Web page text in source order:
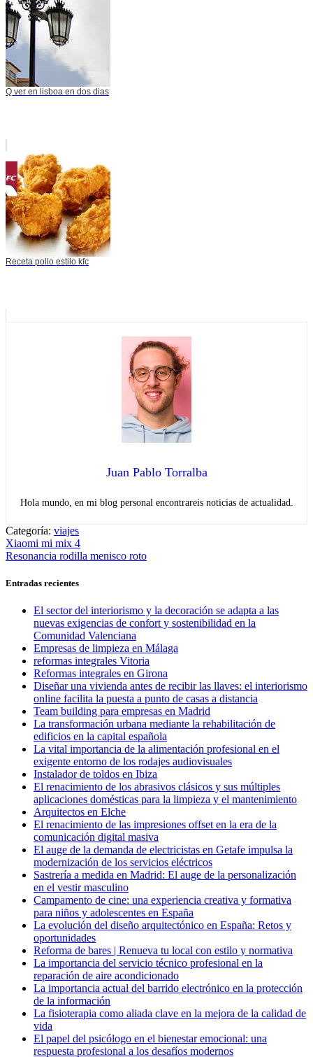
Q ver en lisboa en dos dias
Receta pollo estilo kfc
Juan Pablo Torralba
Hola mundo, en mi blog personal encontrareis noticias de actualidad.
Categoría: viajes
Navegación
de
entradas
Entrada
anterior:
Xiaomi mi mix 4
Entrada
Resonancia rodilla menisco roto
Entradas recientes
El sector del interiorismo y la decoración se adapta a las
nuevas exigencias de confort y sostenibilidad en la
Comunidad Valenciana
Empresas de limpieza en Málaga
reformas integrales Vitoria
Reformas integrales en Girona
Diseñar una vivienda antes de recibir las llaves: el interiorismo
online facilita la puesta a punto de casas a distancia
Team building para empresas en Madrid
La transformación urbana mediante la rehabilitación de
edificios en la capital española
La vital importancia de la alimentación profesional en el
exigente entorno de los rodajes audiovisuales
Instalador de toldos en Ibiza
El renacimiento de los abrasivos clásicos y sus múltiples
aplicaciones domésticas para la limpieza y el mantenimiento
Arquitectos en Elche
El renacimiento de las impresiones offset en la era de la
comunicación digital masiva
El auge de la demanda de electricistas en Getafe impulsa la
modernización de los servicios eléctricos
Sastrería a medida en Madrid: El auge de la personalización
en el vestir masculino
Campamento de cine: una experiencia creativa y formativa
para niños y adolescentes en España
La evolución del diseño arquitectónico en España: Retos y
oportunidades
Reforma de bares | Renueva tu local con estilo y normativa
La importancia del servicio técnico profesional en la
reparación de aire acondicionado
La importancia actual del barrido electrónico en la protección
de la información
La fisioterapia como aliada clave en la mejora de la calidad de
vida
El papel del psicólogo en el bienestar emocional: una
respuesta profesional a los desafíos modernos